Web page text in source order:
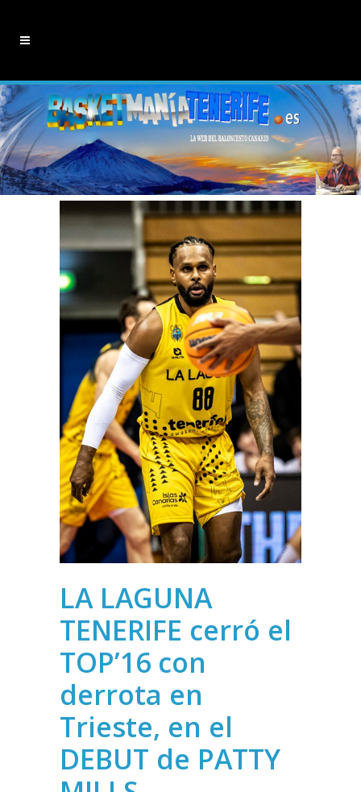
LA LAGUNA
TENERIFE cerró el
TOP’16 con
derrota en
Trieste, en el
DEBUT de PATTY